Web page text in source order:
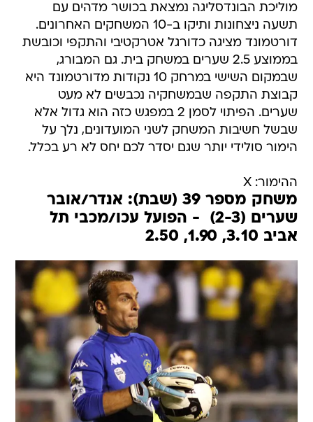
מוליכת הבונדסליגה נמצאת בכושר מדהים עם
תשעה ניצחונות ותיקו ב-10 המשחקים האחרונים.
דורטמונד מציגה כדורגל אטרקטיבי והתקפי וכובשת
בממוצע 2.5 שערים במשחק בית. גם המבורג,
שבמקום השישי במרחק 10 נקודות מדורטמונד היא
קבוצת התקפה שבמשחקיה נכבשים לא מעט
שערים. הפיתוי לסמן 2 במפגש כזה הוא גדול אלא
שבשל חשיבות המשחק לשני המועדונים, נלך על
הימור סולידי יותר שגם יסדר לכם יחס לא רע בכלל.
ההימור: X
משחק מספר 39 (שבת): אנדר/אובר
שערים‎ (2-3) ‎ - הפועל עכו/מכבי תל
אביב 3.10, 1.90, 2.50